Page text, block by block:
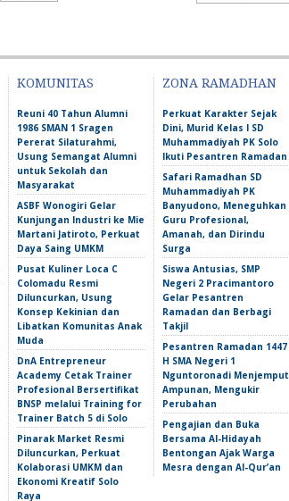
KOMUNITAS
Reuni 40 Tahun Alumni
1986 SMAN 1 Sragen
Pererat Silaturahmi,
Usung Semangat Alumni
untuk Sekolah dan
Masyarakat
ASBF Wonogiri Gelar
Kunjungan Industri ke Mie
Martani Jatiroto, Perkuat
Daya Saing UMKM
Pusat Kuliner Loca C
Colomadu Resmi
Diluncurkan, Usung
Konsep Kekinian dan
Libatkan Komunitas Anak
Muda
DnA Entrepreneur
Academy Cetak Trainer
Profesional Bersertifikat
BNSP melalui Training for
Trainer Batch 5 di Solo
Pinarak Market Resmi
Diluncurkan, Perkuat
Kolaborasi UMKM dan
Ekonomi Kreatif Solo
Raya
ZONA RAMADHAN
Perkuat Karakter Sejak
Dini, Murid Kelas I SD
Muhammadiyah PK Solo
Ikuti Pesantren Ramadan
Safari Ramadhan SD
Muhammadiyah PK
Banyudono, Meneguhkan
Guru Profesional,
Amanah, dan Dirindu
Surga
Siswa Antusias, SMP
Negeri 2 Pracimantoro
Gelar Pesantren
Ramadan dan Berbagi
Takjil
Pesantren Ramadan 1447
H SMA Negeri 1
Nguntoronadi Menjemput
Ampunan, Mengukir
Perubahan
Pengajian dan Buka
Bersama Al-Hidayah
Bentongan Ajak Warga
Mesra dengan Al-Qur’an